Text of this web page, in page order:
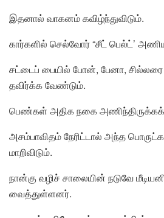
இதனால் வாகனம் கவிழ்ந்துவிடும்.
கார்களில் செல்வோர் “சீட் பெல்ட்’
சட்டைப் பையில் போன், பேனா, சில்லரை
தவிர்க்க வேண்டும்.
பெண்கள் அதிக நகை அணிந்திருக்கக்
அசம்பாவிதம் நேரிட்டால் அந்த
மாறிவிடும்.
நான்கு வழிச் சாலையின் நடுவே
வைத்துள்ளனர்.